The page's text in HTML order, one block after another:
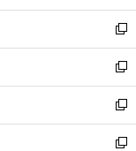
開
く
ウ
で
開
く
ン
ド
ウ
で
開
く
ウ
ィ
ン
ド
ウ
で
開
く
新
し
い
ウ
ィ
ン
ド
新
し
い
ウ
ィ
新
し
い
新